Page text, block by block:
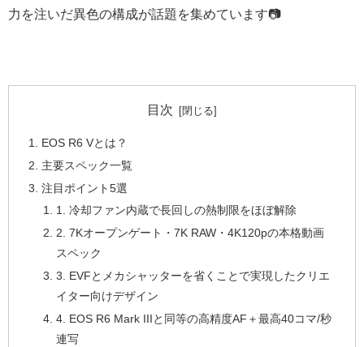
力を注いだ異色の構成が話題を集めています📷
目次
EOS R6 Vとは？
主要スペック一覧
注目ポイント5選
1. 冷却ファン内蔵で長回しの熱制限をほぼ解除
2. 7Kオープンゲート・7K RAW・4K120pの本格動画
スペック
3. EVFとメカシャッターを省くことで実現したクリエ
イター向けデザイン
4. EOS R6 Mark IIIと同等の高精度AF＋最高40コマ/秒
連写